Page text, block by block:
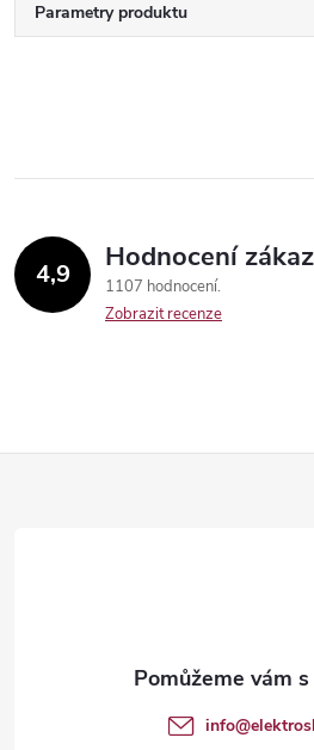
Parametry produktu
4,9 Hodnocení
1107 hodnocení
Zobrazit recenze
info@